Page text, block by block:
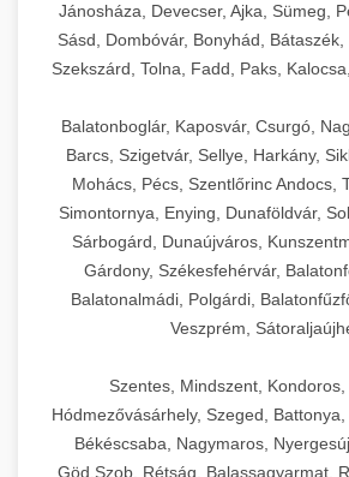
Jánosháza, Devecser, Ajka, Sümeg,
Sásd, Dombóvár, Bonyhád, Bátaszék,
Szekszárd, Tolna, Fadd, Paks,
Balatonboglár, Kaposvár, Csurgó,
Barcs, Szigetvár, Sellye, Harkány,
Mohács, Pécs, Szentlőrinc Andocs,
Simontornya, Enying, Dunaföldvár,
Sárbogárd, Dunaújváros,
Gárdony, Székesfehérvár,
Balatonalmádi, Polgárdi,
Veszprém,
Szentes, Mindszent, Kondoros,
Hódmezővásárhely, Szeged, Battonya,
Békéscsaba, Nagymaros,
Göd,Szob, Rétság, Balassagyarmat,